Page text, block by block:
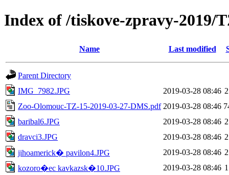
Index of /tiskove-zpravy-2019/
Name Last modified
Parent Directory
IMG_7982.JPG
2019-03-28 08:46
Zoo-Olomouc-TZ-15-2019-03-27-DMS.pdf 2019-03-28 08:46
baribal6.JPG
2019-03-28 08:46
dravci3.JPG
2019-03-28 08:46
jihoamerick� pavilon4.JPG
2019-03-28 08:46
kozoro�ec kavkazsk�10.JPG
2019-03-28 08:46